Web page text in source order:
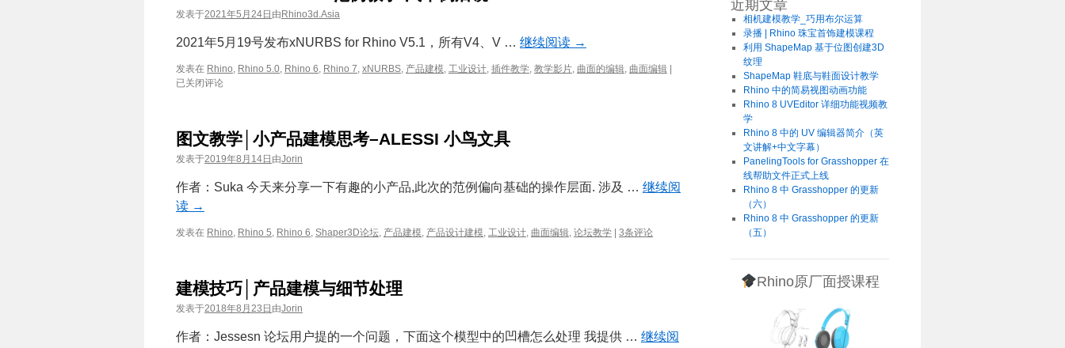
发表于2021年5月24日 由 Rhino3d.Asia
2021年5月19号发布xNURBS for Rhino V5.1，所有V4、V … 继续阅读 →
发表在 Rhino, Rhino 5.0, Rhino 6, Rhino 7, xNURBS, 产品建模, 工业设计, 插件教学, 教学影片, 曲面的编辑, 曲面编辑
车
倒
已关闭评论
图文教学│小产品建模思考–ALESSI 小鸟文具
发表于2019年8月14日 由Jorin
作者：Suka 今天来分享一下有趣的小产品,此次的范例偏向基础的操作层面. 涉及 … 继续阅
读 →
发表在 Rhino, Rhino 5, Rhino 6, Shaper3D论坛, 产品建模, 产品设计建模, 工业设计, 曲面编辑, 论坛教学 3条评论
建模技巧│产品建模与细节处理
发表于2018年8月23日 由Jorin
作者：Jessesn 论坛用户提的一个问题，下面这个模型中的凹槽怎么处理 我提供 … 继续阅
近期文章
相机建模教学_巧用布尔运算
录播 | Rhino 珠宝首饰建模课程
利用 ShapeMap 基于位图创建3D
纹理
ShapeMap 鞋底与鞋面设计教学
Rhino 中的简易视图动画功能
Rhino 8 UVEditor 详细功能视频教
学
Rhino 8 中的 UV 编辑器简介（英
文讲解+中文字幕）
PanelingTools for Grasshopper 在
线帮助文件正式上线
Rhino 8 中 Grasshopper 的更新
（六）
Rhino 8 中 Grasshopper 的更新
（五）
Rhino原厂面授课程